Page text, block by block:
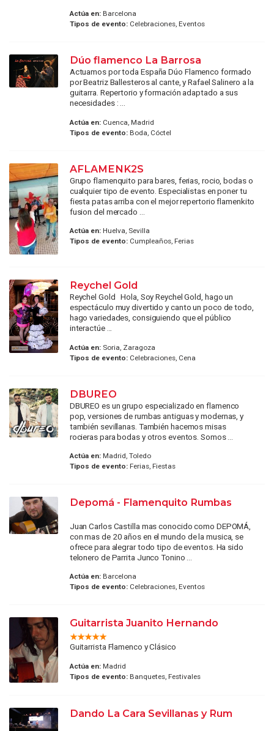
Actúa en:Barcelona
Tipos de evento:Celebraciones, Eventos
Dúo flamenco La Barrosa
Actuamos por toda España Dúo Flamenco formado
por Beatriz Ballesteros al cante, y Rafael Salinero a la
guitarra. Repertorio y formación adaptado a sus
necesidades : ...
Actúa en:Cuenca, Madrid
Tipos de evento:Boda, Cóctel
AFLAMENK2S
Grupo flamenquito para bares, ferias, rocio, bodas o
cualquier tipo de evento. Especialistas en poner tu
fiesta patas arriba con el mejor repertorio flamenkito
fusion del mercado ...
Actúa en:Huelva, Sevilla
Tipos de evento:Cumpleaños, Ferias
Reychel Gold
Reychel Gold Hola, Soy Reychel Gold, hago un
espectáculo muy divertido y canto un poco de todo,
hago variedades, consiguiendo que el público
interactúe ...
Actúa en:Soria, Zaragoza
Tipos de evento:Celebraciones, Cena
DBUREO
DBUREO es un grupo especializado en flamenco
pop, versiones de rumbas antiguas y modernas, y
también sevillanas. También hacemos misas
rocieras para bodas y otros eventos. Somos ...
Actúa en:Madrid, Toledo
Tipos de evento:Ferias, Fiestas
Depomá - Flamenquito Rumbas
Juan Carlos Castilla mas conocido como DEPOMÁ,
con mas de 20 años en el mundo de la musica, se
ofrece para alegrar todo tipo de eventos. Ha sido
telonero de Parrita Junco Tonino ...
Actúa en:Barcelona
Tipos de evento:Celebraciones, Eventos
Guitarrista Juanito Hernando
Guitarrista Flamenco y Clásico
Actúa en:Madrid
Tipos de evento:Banquetes, Festivales
Dando La Cara Sevillanas y Rum